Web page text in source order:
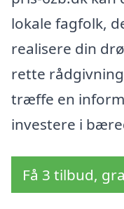
lokale fagfolk,
realisere din
rette
træffe en
investere i
Få 3 tilbud,